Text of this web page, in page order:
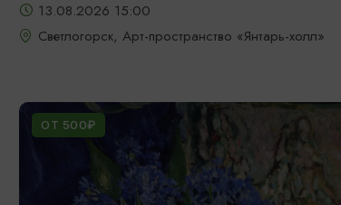
13.08.2026 15:00
Светлогорск, Арт-пространство «Янтарь-холл»
ОТ 500₽